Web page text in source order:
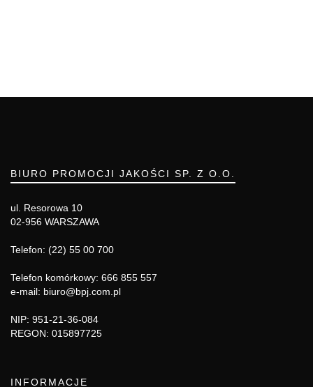
BIURO PROMOCJI JAKOŚCI SP. Z O.O.
ul. Resorowa 10
02-956 WARSZAWA
Telefon: (22) 55 00 700
Telefon komórkowy: 666 855 557
e-mail: biuro@bpj.com.pl
NIP: 951-21-36-084
REGON: 015897725
INFORMACJE